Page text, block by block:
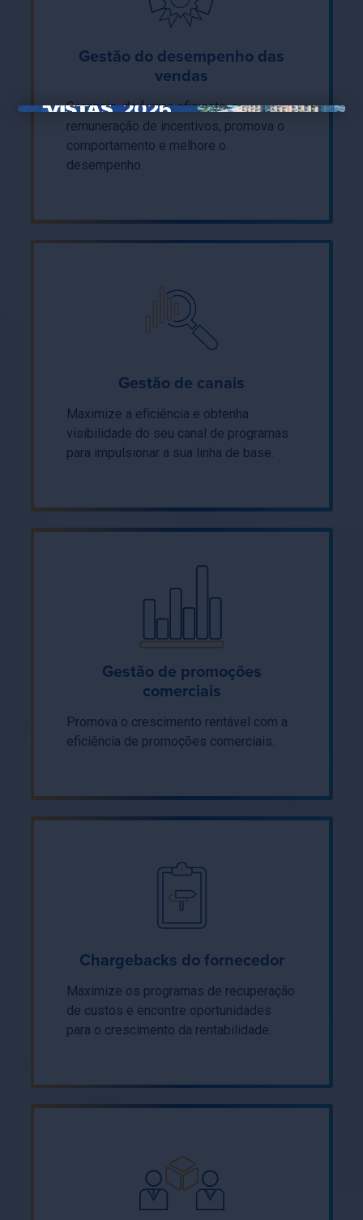
Gestão do desempenho das
vendas
Gerencie, de forma eficiente, a
remuneração de incentivos, promova o
comportamento e melhore o
desempenho.
Gestão de canais
Maximize a eficiência e obtenha
visibilidade do seu canal de programas
para impulsionar a sua linha de base.
Gestão de promoções
comerciais
Promova o crescimento rentável com a
eficiência de promoções comerciais.
Chargebacks do fornecedor
Maximize os programas de recuperação
de custos e encontre oportunidades
para o crescimento da rentabilidade.